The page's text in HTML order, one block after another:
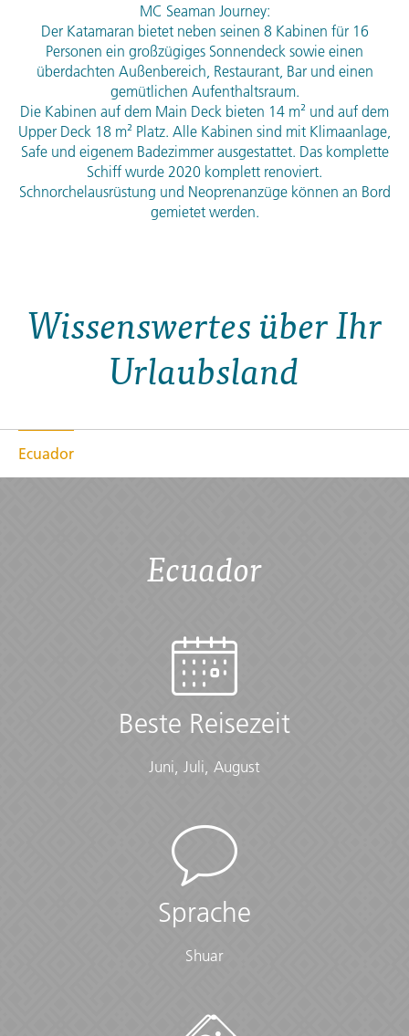
MC Seaman Journey:
Der Katamaran bietet neben seinen 8 Kabinen für 16
Personen ein großzügiges Sonnendeck sowie einen
überdachten Außenbereich, Restaurant, Bar und einen
gemütlichen Aufenthaltsraum.
Die Kabinen auf dem Main Deck bieten 14 m² und auf dem
Upper Deck 18 m² Platz. Alle Kabinen sind mit Klimaanlage,
Safe und eigenem Badezimmer ausgestattet. Das komplette
Schiff wurde 2020 komplett renoviert.
Schnorchelausrüstung und Neoprenanzüge können an Bord
gemietet werden.
Wissenswertes über Ihr
Urlaubsland
Ecuador
Ecuador
Beste Reisezeit
Juni, Juli, August
Sprache
Shuar